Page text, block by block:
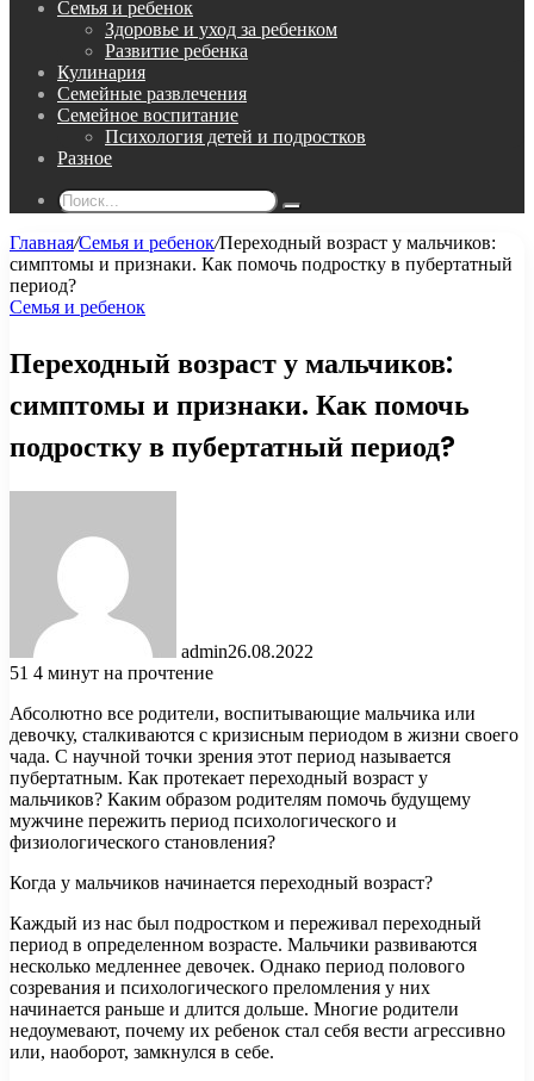
Семья и ребенок
Здоровье и уход за ребенком
Развитие ребенка
Кулинария
Семейные развлечения
Семейное воспитание
Психология детей и подростков
Разное
Поиск...
Главная/Семья и ребенок/Переходный возраст у мальчиков:
симптомы и признаки. Как помочь подростку в пубертатный
период?
Семья и ребенок
Переходный возраст у мальчиков:
симптомы и признаки. Как помочь
подростку в пубертатный период?
admin26.08.2022
51 4 минут на прочтение
Абсолютно все родители, воспитывающие мальчика или
девочку, сталкиваются с кризисным периодом в жизни своего
чада. С научной точки зрения этот период называется
пубертатным. Как протекает переходный возраст у
мальчиков? Каким образом родителям помочь будущему
мужчине пережить период психологического и
физиологического становления?
Когда у мальчиков начинается переходный возраст?
Каждый из нас был подростком и переживал переходный
период в определенном возрасте. Мальчики развиваются
несколько медленнее девочек. Однако период полового
созревания и психологического преломления у них
начинается раньше и длится дольше. Многие родители
недоумевают, почему их ребенок стал себя вести агрессивно
или, наоборот, замкнулся в себе.